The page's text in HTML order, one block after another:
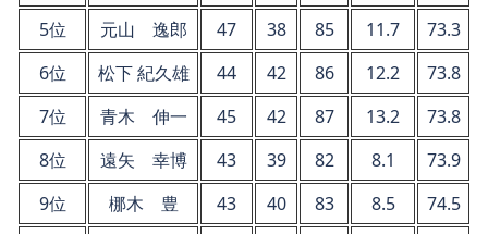
5位
元山 逸郎 47 38 85 11.7
73.3
6位
松下 紀久雄 44 42 86 12.2
73.8
7位
青木 伸一 45 42 87 13.2
73.8
8位
遠矢 幸博 43 39 82 8.1
73.9
9位
梛木 豊 43 40 83 8.5
74.5